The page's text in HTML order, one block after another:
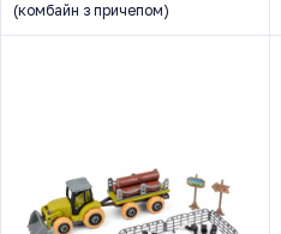
(комбайн з причепом)